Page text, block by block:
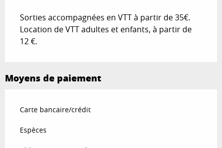
Sorties accompagnées en VTT à partir de 35€.
Location de VTT adultes et enfants, à partir de
12 €.
Moyens de paiement
Carte bancaire/crédit
Espèces